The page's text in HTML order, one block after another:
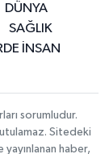
DÜNYA
SAĞLIK
İNSAN
sorumludur.
Sitedeki
yayınlanan haber,